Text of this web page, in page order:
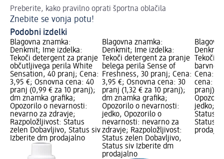
Preberite, kako pravilno oprati športna oblačila
Znebite se vonja potu!
Podobni izdelki
Blagovna znamka:
Denkmit; Ime izdelka:
Tekoči detergent za pranje
občutljivega perila White
Sensation, 40 pranj; Cena:
3,95 €; Osnovna cena: 40
pranj (0,99 € za 10 pranj);
dm znamka grafika;
Opozorilo o nevarnosti:
nevarno za zdravje;
Razpoložljivost: Status
zelen Dobavljivo, Status siv
Izberite dm prodajalno
Blagovna znamka:
Denkmit; Ime izdelka:
Tekoči detergent za pranje
belega perila Sense of
Freshness, 30 pranj; Cena:
3,95 €; Osnovna cena: 30
pranj (1,32 € za 10 pranj);
dm znamka grafika;
Opozorilo o nevarnosti:
jedko, Opozorilo o
nevarnosti: nevarno za
zdravje; Razpoložljivost:
Status zelen Dobavljivo,
Status siv Izberite dm
prodajalno
Tekoči
Cena:
cena: 20
pranj);
jedko;
Status
Status